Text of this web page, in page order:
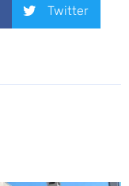
Twitter